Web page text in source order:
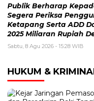
Publik Berharap
Segera Periksa
Ketapang Serta ADD
2025 Miliaran Rupiah
Sabtu, 8 Agu 2026 - 15:28 WIB
HUKUM &